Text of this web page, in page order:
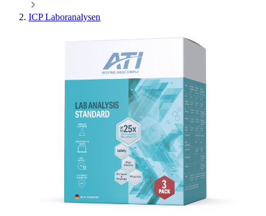
ICP Laboranalysen